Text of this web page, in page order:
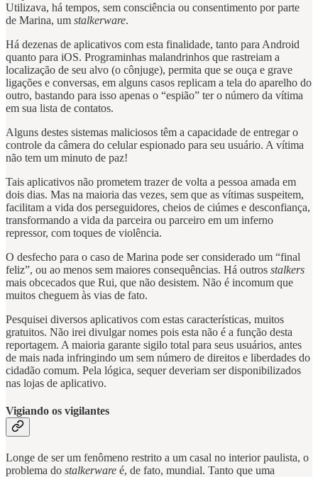
Utilizava, há tempos, sem consciência ou consentimento por parte
de Marina, um stalkerware.
Há dezenas de aplicativos com esta finalidade, tanto para Android
quanto para iOS. Programinhas malandrinhos que rastreiam a
localização de seu alvo (o cônjuge), permita que se ouça e grave
ligações e conversas, em alguns casos replicam a tela do aparelho do
outro, bastando para isso apenas o “espião” ter o número da vítima
em sua lista de contatos.
Alguns destes sistemas maliciosos têm a capacidade de entregar o
controle da câmera do celular espionado para seu usuário. A vítima
não tem um minuto de paz!
Tais aplicativos não prometem trazer de volta a pessoa amada em
dois dias. Mas na maioria das vezes, sem que as vítimas suspeitem,
facilitam a vida dos perseguidores, cheios de ciúmes e desconfiança,
transformando a vida da parceira ou parceiro em um inferno
repressor, com toques de violência.
O desfecho para o caso de Marina pode ser considerado um “final
feliz”, ou ao menos sem maiores consequências. Há outros stalkers
mais obcecados que Rui, que não desistem. Não é incomum que
muitos cheguem às vias de fato.
Pesquisei diversos aplicativos com estas características, muitos
gratuitos. Não irei divulgar nomes pois esta não é a função desta
reportagem. A maioria garante sigilo total para seus usuários, antes
de mais nada infringindo um sem número de direitos e liberdades do
cidadão comum. Pela lógica, sequer deveriam ser disponibilizados
nas lojas de aplicativo.
Vigiando os vigilantes
Longe de ser um fenômeno restrito a um casal no interior paulista, o
problema do stalkerware é, de fato, mundial. Tanto que uma